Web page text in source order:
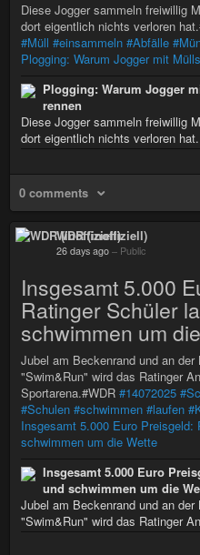
Diese Jogger sammeln freiwillig
dort eigentlich nichts verloren
#Müll #einsammeln #Abfälle
Plogging: Warum Jogger mit
Plogging: Warum Jogger
rennen
Diese Jogger sammeln freiwillig
dort eigentlich nichts verloren hat.
0 comments
WDR (inoffiziell)
26 days ago – Public
Insgesamt 5.000
Ratinger Schüler
schwimmen um
Jubel am Beckenrand und an
"Swim&Run" wird das Ratinger
Sportarena.#WDR #14072025
#Schulen #schwimmen #laufen
Insgesamt 5.000 Euro Preisgeld:
schwimmen um die Wette
Insgesamt 5.000 Euro
und schwimmen um die
Jubel am Beckenrand und an
"Swim&Run" wird das Ratinger